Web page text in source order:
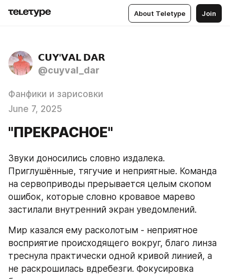
About Teletype Join
𝗖𝗨𝗬'𝗩𝗔𝗟 𝗗𝗔𝗥
@cuyval_dar
Фанфики и зарисовки
June 7, 2025
"ПРЕКРАСНОЕ"
Звуки доносились словно издалека.
Приглушённые, тягучие и неприятные. Команда
на сервоприводы прерывается целым скопом
ошибок, которые словно кровавое марево
застилали внутренний экран уведомлений.
Мир казался ему расколотым - неприятное
восприятие происходящего вокруг, благо линза
треснула практически одной кривой линией, а
не раскрошилась вдребезги. Фокусировка